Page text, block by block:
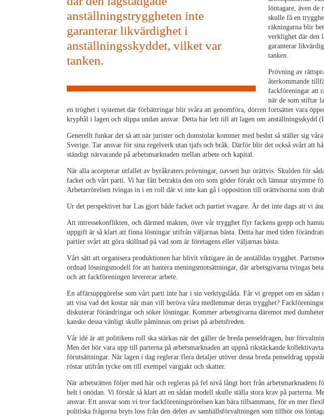
anställningstryggheten inte
garanterar likvärdighet i
anställningsskyddet, vilket var
tanken.
löntagare, även de
skulle få en
räkningarna blir
verklighet där den
garanterar
tanken.
Prövning av
återkommande
fackföreningar att
när de som stiftar
en tröghet i systemet där förbättringar blir svåra att genomföra, dörren fortsätter vara
kryphål i lagen och slippa undan ansvar. Detta har lett till att lagen om anställningsskydd
Generellt funkar det så att när jurister och domstolar kommer med beslut så ställer sig
Sverige. Tar ansvar för sina regelverk utan tjafs och bråk. Därför blir det också svårt att
ständigt närvarande på arbetsmarknaden mellan arbete och kapital.
När alla accepterar utfallet av byråkraters prövningar, oavsett hur orättvis. Skulden för
facket och vårt parti. Vi har fått betrakta den oro som göder förakt och lämnar utrymme
Arbetarrörelsen tvingas in i en roll där vi inte kan gå i opposition till orättvisorna som
Ur det perspektivet har Las gjort både facket och partiet svagare. Är det inte dags att vi
Att intressekonflikten, och därmed makten, över vår trygghet flyr fackens grepp och
uppgift är så klart att finna lösningar utifrån väljarnas bästa. Detta har med tiden
partier svårt att göra skillnad på vad som är företagens eller väljarnas bästa.
Vårt sätt att organisera produktionen har blivit viktigare än de anställdas trygghet.
ordnad lösningsmodell för att hantera meningsmotsättningar, där arbetsgivarna tvingas
och att fackföreningen levererar arbete.
En affärsuppgörelse som vårt parti inte har i sin verktygslåda. Får vi greppet om en sådan
att visa vad det kostar när man vill beröva våra medlemmar deras trygghet?
diskuterar förändringar och söker lösningar. Kommer arbetsgivarna däremot med
kanske dessa vänligt skulle påminnas om priset på arbetsfreden.
Vår idé är att politikens roll ska stärkas när det gäller de breda penseldragen, hur
Men det bör vara upp till parterna på arbetsmarknaden att uppnå rikstäckande
förutsättningar. När lagen i dag reglerar flera detaljer utöver dessa breda penseldrag
röstar utifrån tycke om till exempel vargjakt och skatter.
När arbetsrätten följer med här och regleras på fel nivå långt bort från arbetsmarknadens
helt i onödan. Vi förstår så klart att en sådan modell skulle ställa stora krav på parterna.
ansvar. Ett ansvar som vi tror fackföreningsrörelsen kan bära tillsammans, för en mer
politiska frågorna bryts loss från den delen av samhällsförvaltningen som tillhör oss